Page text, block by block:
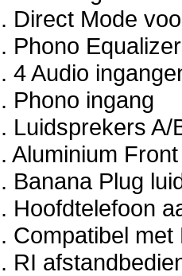
. Direct Mode
. Phono Equalizer
. 4 Audio
. Phono ingang
. Luidsprekers A/
. Aluminium
. Banana Plug
. Hoofdtelefoon
. Compatibel
. RI